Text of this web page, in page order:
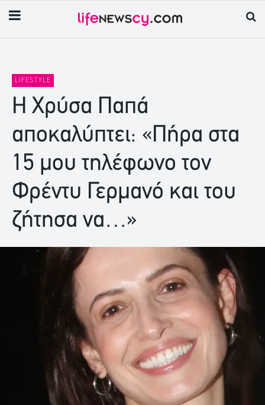
LIFESTYLE
Η Χρύσα Παπά
αποκαλύπτει: «Πήρα στα
15 μου τηλέφωνο τον
Φρέντυ Γερμανό και του
ζήτησα να…»